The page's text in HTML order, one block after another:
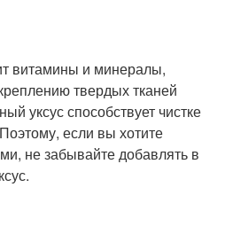
витамины и минералы,
твердых тканей
уксус способствует чистке
если вы хотите
не забывайте добавлять в